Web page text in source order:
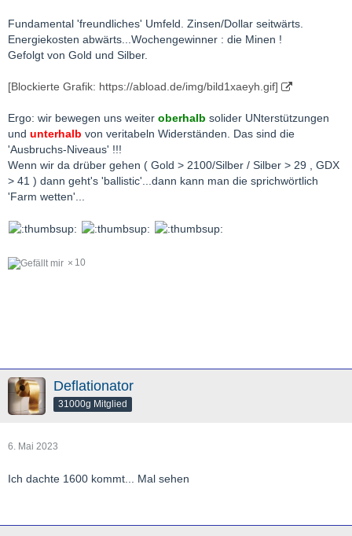
Fundamental 'freundliches' Umfeld. Zinsen/Dollar seitwärts.
Energiekosten abwärts...Wochengewinner : die Minen !
Gefolgt von Gold und Silber.
[Blockierte Grafik: https://abload.de/img/bild1xaeyh.gif]
Ergo: wir bewegen uns weiter oberhalb solider UNterstützungen
und unterhalb von veritabeln Widerständen. Das sind die
'Ausbruchs-Niveaus' !!!
Wenn wir da drüber gehen ( Gold > 2100/Silber / Silber > 29 , GDX
> 41 ) dann geht's 'ballistic'...dann kann man die sprichwörtlich
'Farm wetten'...
10
Deflationator
31000g Mitglied
6. Mai 2023
Ich dachte 1600 kommt... Mal sehen